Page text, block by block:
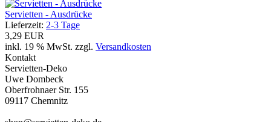
Servietten - Ausdrücke
Lieferzeit: 2-3 Tage
3,29 EUR
inkl. 19 % MwSt. zzgl. Versandkosten
Kontakt
Servietten-Deko
Uwe Dombeck
Oberfrohnaer Str. 155
09117 Chemnitz